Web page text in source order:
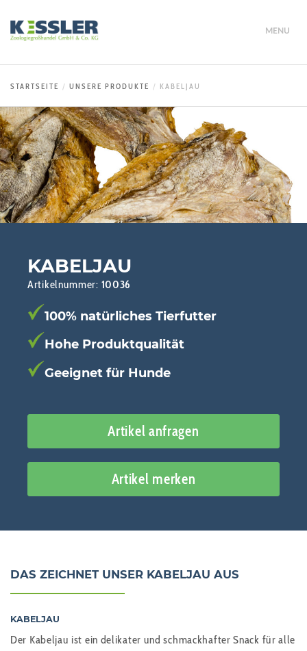
MENU
STARTSEITE UNSERE PRODUKTE KABELJAU
KABELJAU
Artikelnummer: 10036
100% natürliches Tierfutter
Hohe Produktqualität
Geeignet für Hunde
Artikel anfragen
Artikel merken
DAS ZEICHNET UNSER KABELJAU AUS
KABELJAU
Der Kabeljau ist ein delikater und schmackhafter Snack für alle